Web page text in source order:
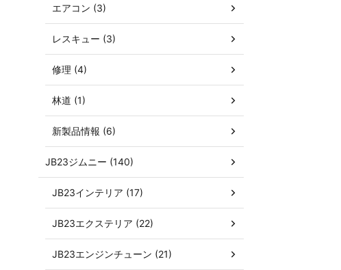
エアコン (3)
レスキュー (3)
修理 (4)
林道 (1)
新製品情報 (6)
JB23ジムニー (140)
JB23インテリア (17)
JB23エクステリア (22)
JB23エンジンチューン (21)